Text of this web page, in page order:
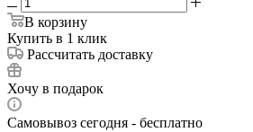
В корзину
Купить в 1 клик
Рассчитать доставку
Хочу в подарок
Самовывоз сегодня - бесплатно